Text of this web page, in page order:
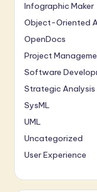
Infographic Maker
Object-Oriented
OpenDocs
Project
Software
Strategic Analysis
SysML
UML
Uncategorized
User Experience